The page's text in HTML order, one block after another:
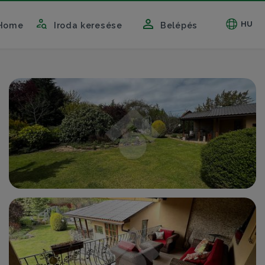
Iroda keresése Belépés HU